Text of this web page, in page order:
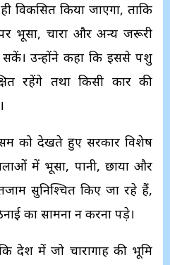
विकसित किया जाएगा, ताकि
भूसा, चारा और अन्य जरूरी
सकें। उन्होंने कहा कि इससे पशु
रहेंगे तथा किसी प्रकार की
को देखते हुए सरकार विशेष
में भूसा, पानी, छाया और
सुनिश्चित किए जा रहे हैं,
का सामना न करना पड़े।
प्रदेश में जो चारागाह की भूमि